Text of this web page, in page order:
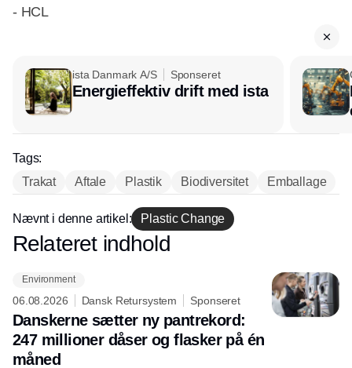
- HCL
ista Danmark A/S Sponseret
Energieffektiv drift med ista
Tags:
Trakat
Aftale Plastik Biodiversitet Emballage
Nævnt i denne artikel: Plastic Change
Annonce
Relateret indhold
Environment
06.08.2026 Dansk Retursystem Sponseret
Danskerne sætter ny pantrekord:
247 millioner dåser og flasker på én
måned